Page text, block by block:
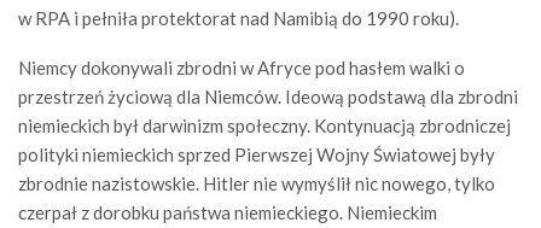
w RPA i pełniła protektorat nad Namibią do 1990 roku).
Niemcy dokonywali zbrodni w Afryce pod hasłem walki o
przestrzeń życiową dla Niemców. Ideową podstawą dla zbrodni
niemieckich był darwinizm społeczny. Kontynuacją zbrodniczej
polityki niemieckich sprzed Pierwszej Wojny Światowej były
zbrodnie nazistowskie. Hitler nie wymyślił nic nowego, tylko
czerpał z dorobku państwa niemieckiego. Niemieckim